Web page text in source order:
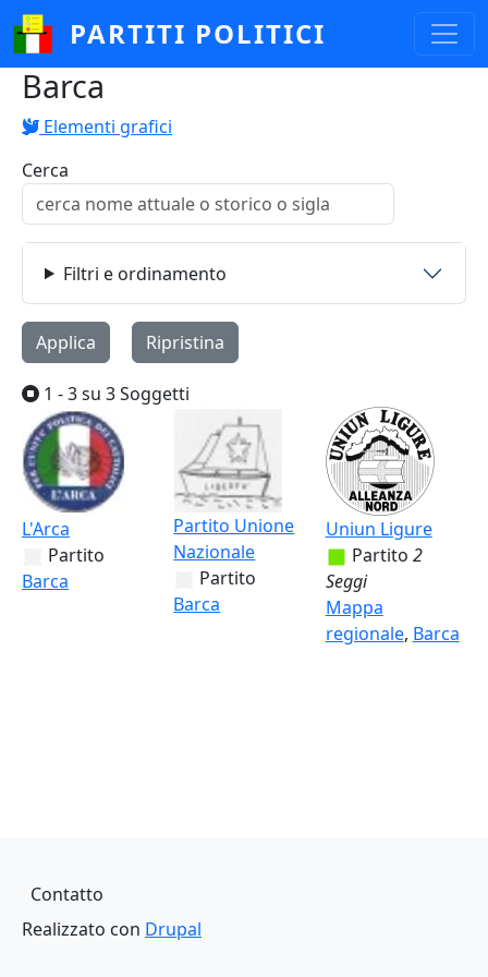
Salta al contenuto principale
PARTITI POLITICI
Barca
Elementi grafici
Cerca
Filtri e ordinamento
1 - 3 su 3 Soggetti
L'Arca
Partito
Barca
Partito Unione
Nazionale
Partito
Barca
Uniun Ligure
Partito 2
Seggi
Mappa
regionale, Barca
Piè di pagina
Contatto
Realizzato con Drupal